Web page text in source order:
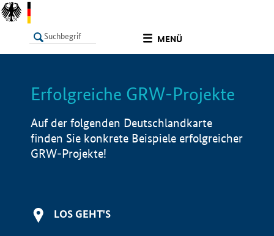
MENÜ
LISTE Info
Erfolgreiche GRW-Projekte
Auf der folgenden Deutschlandkarte
finden Sie konkrete Beispiele erfolgreicher
GRW-Projekte!
LOS GEHT'S